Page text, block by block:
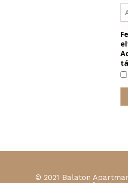
© 2021 Balaton